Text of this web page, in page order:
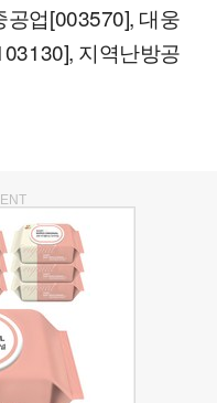
업[003570], 대웅
지역난방공